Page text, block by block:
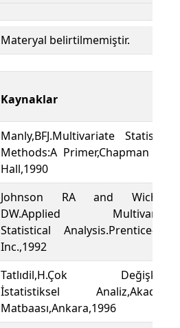
Materyal belirtilmemiştir.
Kaynaklar
Manly,BFJ.Multivariate Statistical
Methods:A Primer,Chapman and
Hall,1990
Johnson RA and Wichern
DW.Applied Multivariate
Statistical Analysis.Prentice-Hall
Inc.,1992
Tatlıdil,H.Çok Değişkenli
İstatistiksel Analiz,Akademi
Matbaası,Ankara,1996